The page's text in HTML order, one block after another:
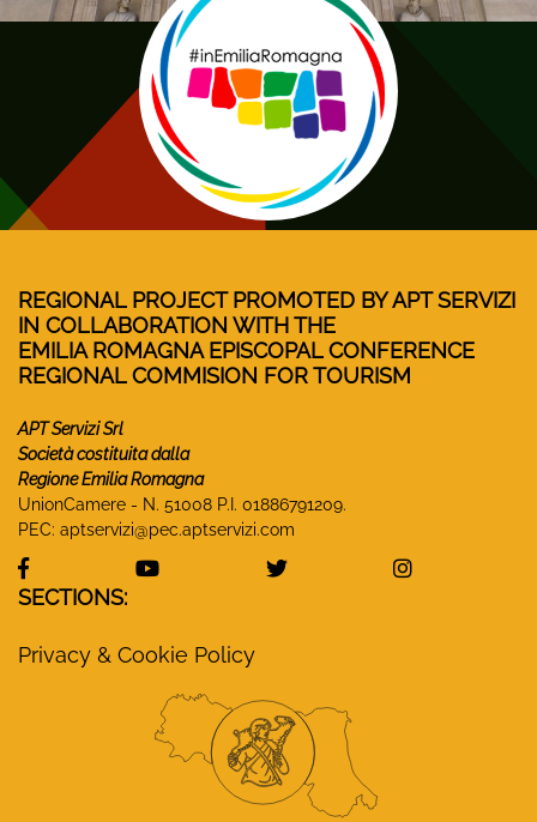
REGIONAL PROJECT PROMOTED BY APT SERVIZI
IN COLLABORATION WITH THE
EMILIA ROMAGNA EPISCOPAL CONFERENCE
REGIONAL COMMISION FOR TOURISM
APT Servizi Srl
Società costituita dalla
Regione Emilia Romagna
UnionCamere - N. 51008 P.I. 01886791209.
PEC: aptservizi@pec.aptservizi.com
visit Monasteri Emilia-Romagna Facebook profile
visit Monasteri Emilia-Romagna
visit Monasteri Emilia-
visit
SECTIONS:
Privacy & Cookie Policy